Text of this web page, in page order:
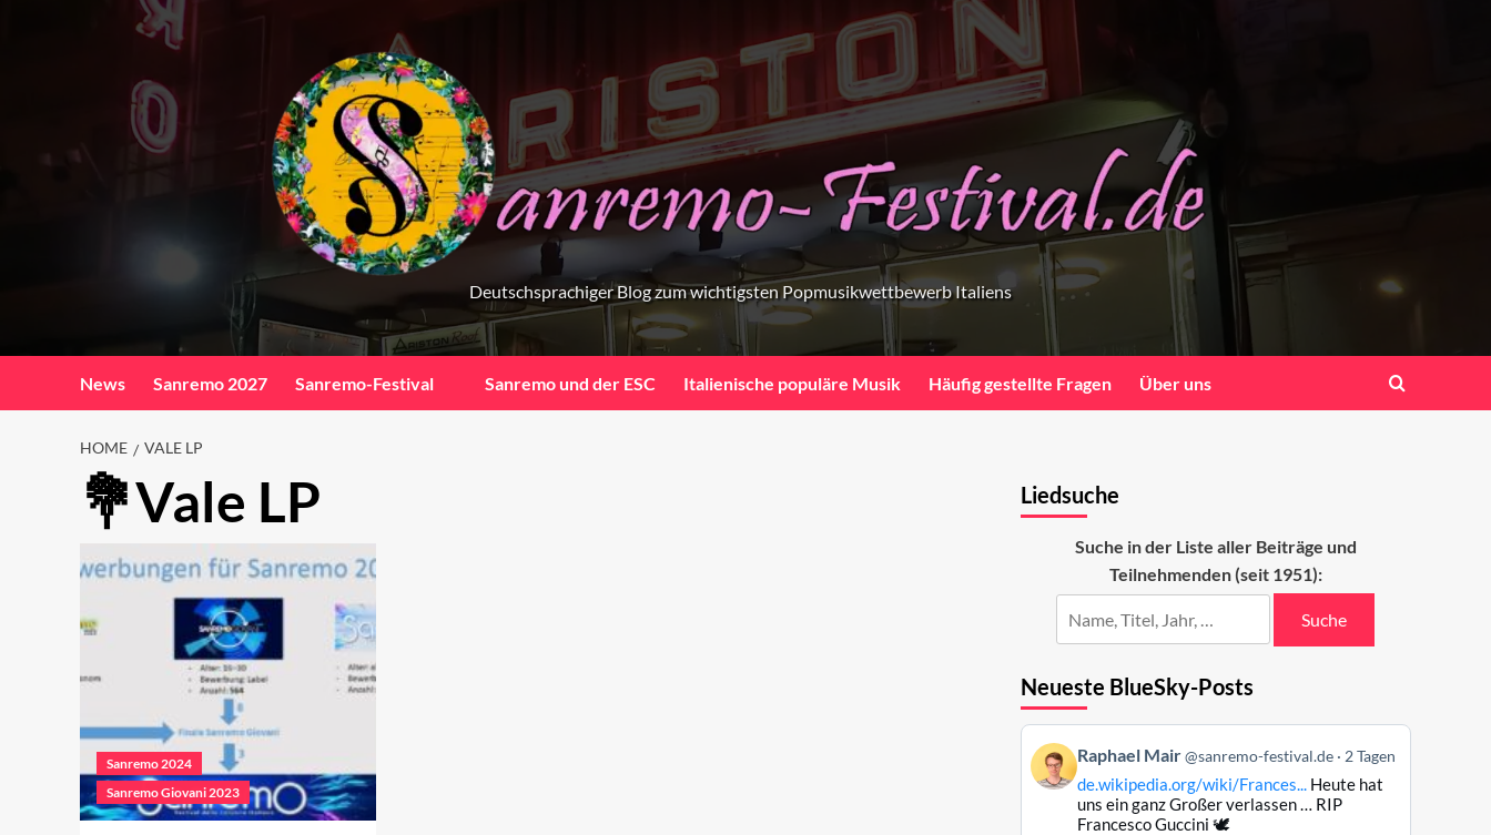
Deutschsprachiger Blog zum wichtigsten Popmusikwettbewerb Italiens
News Sanremo 2027 Sanremo-Festival Sanremo und der ESC Italienische populäre Musik Häufig gestellte Fragen Über uns
HOME VALE LP
Vale LP
Sanremo 2024
Sanremo Giovani 2023
Liedsuche
Suche in der Liste aller Beiträge und
Teilnehmenden (seit 1951):
Suche
Neueste BlueSky-Posts
Beitrag
von
Raphael
Raphael Mair @sanremo-festival.de 2 Tagen
de.wikipedia.org/wiki/Frances...Heute hat
uns ein ganz Großer verlassen … RIP
Francesco Guccini 🕊️